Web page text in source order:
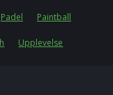
Padel Paintball
Upplevelse